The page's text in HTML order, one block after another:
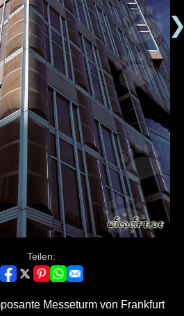
Teilen:
Messeturm von Frankfurt